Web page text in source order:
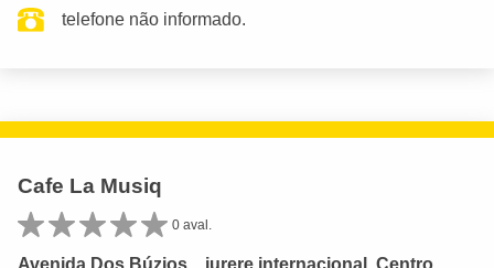
telefone não informado.
Cafe La Musiq
0 aval.